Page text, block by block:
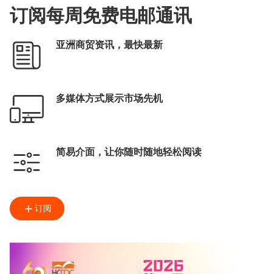
订阅每周免费电邮通讯
亚洲商贸资讯，最快最新
多媒体方式展示市场先机
简易介面，让你随时随地轻松阅读
订阅